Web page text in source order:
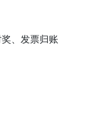
、发票归账